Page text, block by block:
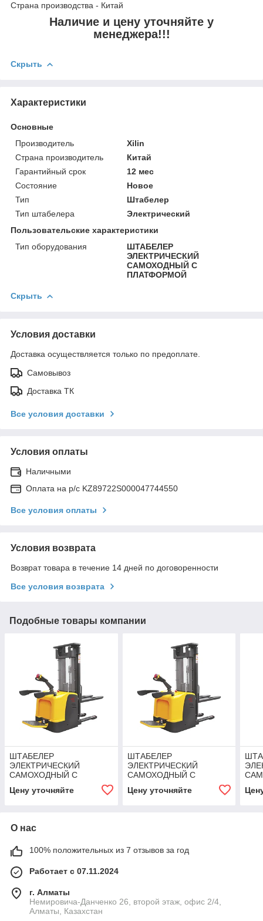
Страна производства - Китай
Наличие и цену уточняйте у
менеджера!!!
Скрыть
Характеристики
Основные
Производитель
Xilin
Страна производитель
Китай
Гарантийный срок
12 мес
Состояние
Новое
Тип
Штабелер
Тип штабелера
Электрический
Пользовательские характеристики
Тип оборудования
ШТАБЕЛЕР
ЭЛЕКТРИЧЕСКИЙ
САМОХОДНЫЙ С
ПЛАТФОРМОЙ
Скрыть
Условия доставки
Доставка осуществляется только по предоплате.
Самовывоз
Доставка ТК
Все условия доставки
Условия оплаты
Наличными
Оплата на р/с KZ89722S000047744550
Все условия оплаты
Условия возврата
Возврат товара в течение 14 дней по договоренности
Все условия возврата
Подобные товары компании
ШТАБЕЛЕР
ЭЛЕКТРИЧЕСКИЙ
САМОХОДНЫЙ С
ПЛАТФОРМОЙ XILIN 1.0Т
3.0М CDDK10-III
Цену уточняйте
ШТАБЕЛЕР
ЭЛЕКТРИЧЕСКИЙ
САМОХОДНЫЙ С
ПЛАТФОРМОЙ XILIN 1.0Т
3.5М CDDK10-III
Цену уточняйте
О нас
100% положительных из 7 отзывов за год
Работает с 07.11.2024
г. Алматы
Немировича-Данченко 26, второй этаж, офис 2/4,
Алматы, Казахстан